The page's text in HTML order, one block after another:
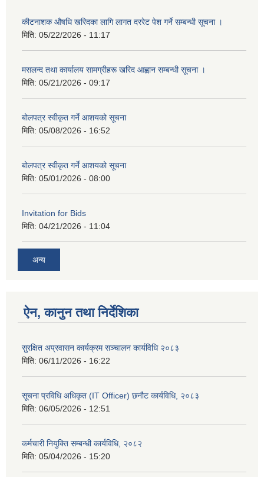
कीटनाशक औषधि खरिदका लागि लागत दररेट पेश गर्ने सम्बन्धी सूचना ।
मिति: 05/22/2026 - 11:17
मसलन्द तथा कार्यालय सामग्रीहरू खरिद आह्वान सम्बन्धी सूचना ।
मिति: 05/21/2026 - 09:17
बोलपत्र स्वीकृत गर्ने आशयको सूचना
मिति: 05/08/2026 - 16:52
बोलपत्र स्वीकृत गर्ने आशयको सूचना
मिति: 05/01/2026 - 08:00
Invitation for Bids
मिति: 04/21/2026 - 11:04
अन्य
ऐन, कानुन तथा निर्देशिका
सुरक्षित अप्रवासन कार्यक्रम सञ्चालन कार्यविधि २०८३
मिति: 06/11/2026 - 16:22
सूचना प्रविधि अधिकृत (IT Officer) छनौट कार्यविधि, २०८३
मिति: 06/05/2026 - 12:51
कर्मचारी नियुक्ति सम्बन्धी कार्यविधि, २०८२
मिति: 05/04/2026 - 15:20